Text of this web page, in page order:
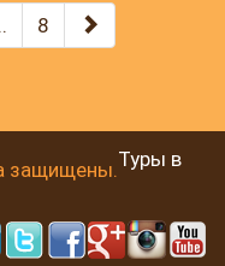
8
защищены.Туры в